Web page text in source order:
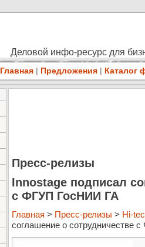
Деловой инфо-ресурс для
Главная | Предложения | Каталог
Пресс-релизы
Innostage подписал
с ФГУП ГосНИИ ГА
Главная > Пресс-релизы > Hi-
соглашение о сотрудничестве